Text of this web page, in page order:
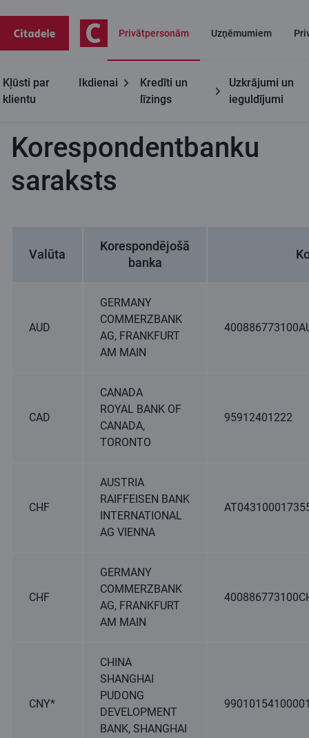
Privātpersonām Uzņēmumiem
Kļūsti par
klientu
Ikdienai
Kredīti un
līzings
Uzkrājumi un
ieguldījumi
Kontakti Korespondentbanku saraksts
Korespondentbanku
saraksts
Valūta
Korespondējošā
banka
AUD
GERMANY
COMMERZBANK
AG, FRANKFURT
AM MAIN
CAD
CANADA
ROYAL BANK OF
CANADA,
TORONTO
95912401222
CHF
AUSTRIA
RAIFFEISEN BANK
INTERNATIONAL
AG VIENNA
CHF
GERMANY
COMMERZBANK
AG, FRANKFURT
AM MAIN
CNY*
CHINA
SHANGHAI
PUDONG
DEVELOPMENT
BANK, SHANGHAI